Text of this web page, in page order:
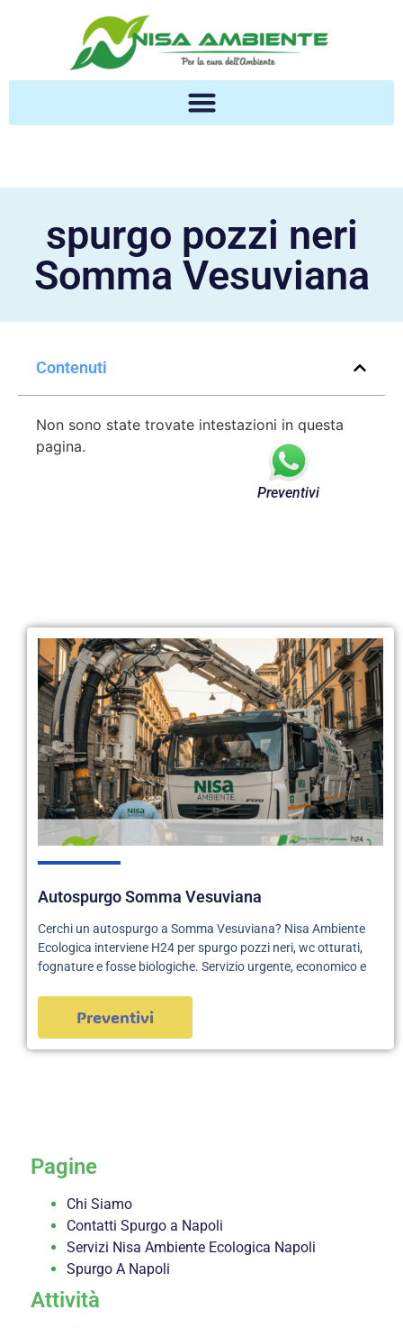
spurgo pozzi neri
Somma Vesuviana
Contenuti
Non sono state trovate intestazioni in questa
pagina.
Autospurgo Somma Vesuviana
Cerchi un autospurgo a Somma Vesuviana? Nisa Ambiente
Ecologica interviene H24 per spurgo pozzi neri, wc otturati,
fognature e fosse biologiche. Servizio urgente, economico e
Preventivi
Pagine
Chi Siamo
Contatti Spurgo a Napoli
Servizi Nisa Ambiente Ecologica Napoli
Spurgo A Napoli
Attività
Preventivi